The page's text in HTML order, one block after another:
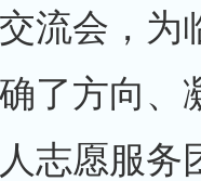
流会，为
了方向、
志愿服务